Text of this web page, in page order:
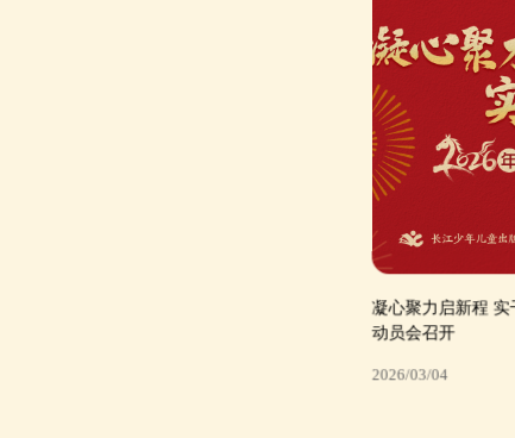
凝心聚力启新程 实
动员会召开
2026/03/04